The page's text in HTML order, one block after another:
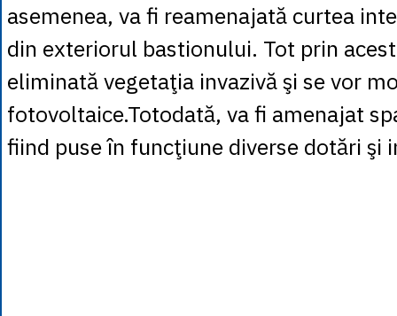
asemenea, va fi reamenajată curtea
din exteriorul bastionului. Tot prin
eliminată vegetaţia invazivă şi se vor
fotovoltaice.Totodată, va fi amenajat
fiind puse în funcţiune diverse dotări şi